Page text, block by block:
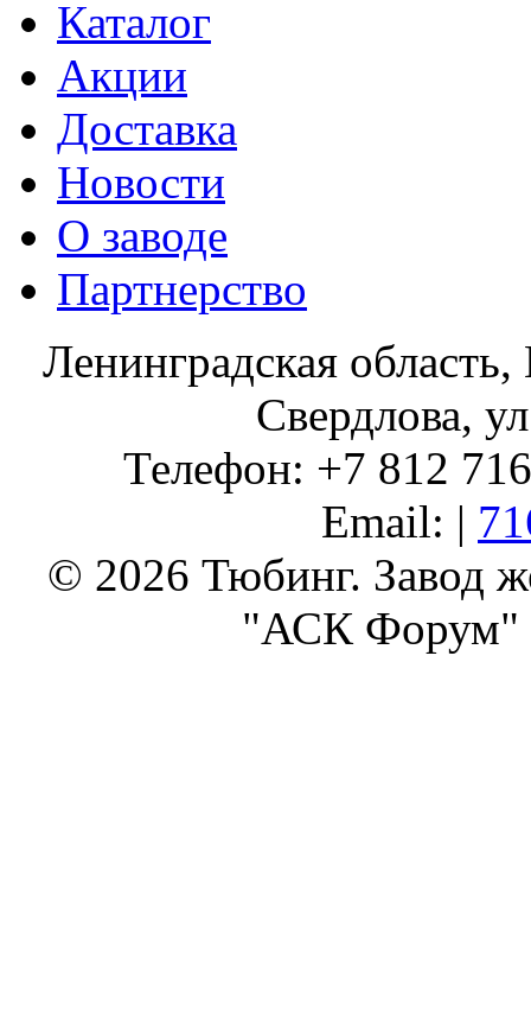
Каталог
Акции
Доставка
Новости
О заводе
Партнерство
Ленинградская
Свердлова,
Телефон: +7 812
Email: |
© 2026 Тюбинг. Завод
"АСК Форум"